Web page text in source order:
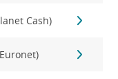
Cash)